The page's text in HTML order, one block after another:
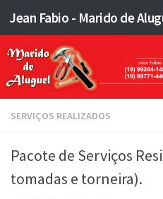
Skip to content
SERVIÇOS REALIZADOS
Pacote de Serviços
tomadas e torneira).